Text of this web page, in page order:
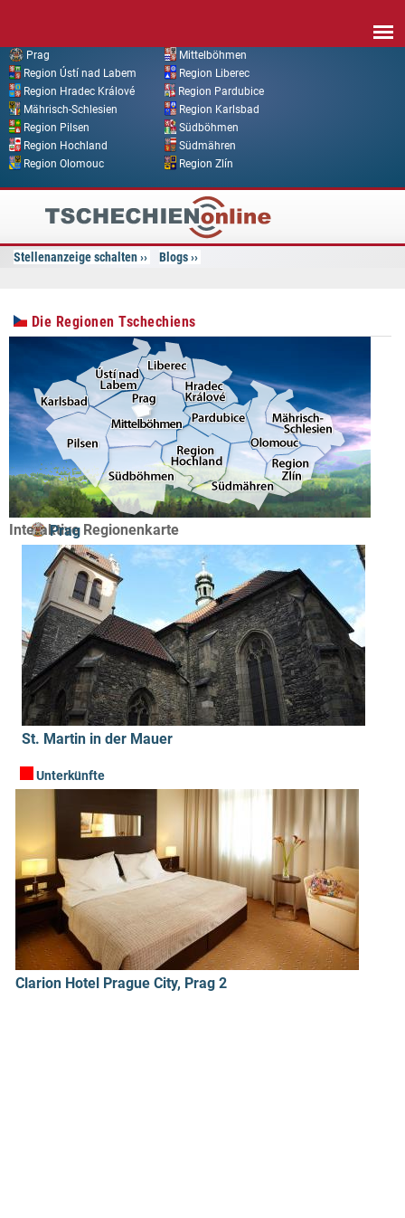
Prag
Mittelböhmen
Region Ústí nad Labem
Region Liberec
Region Hradec Králové
Region Pardubice
Mährisch-Schlesien
Region Karlsbad
Region Pilsen
Südböhmen
Region Hochland
Südmähren
Region Olomouc
Region Zlín
Tschechien
Online
Stellenanzeige schalten Blogs
Die Regionen Tschechiens
Interaktive Regionenkarte
Prag
St. Martin in der Mauer
Unterkünfte
Clarion Hotel Prague City, Prag 2